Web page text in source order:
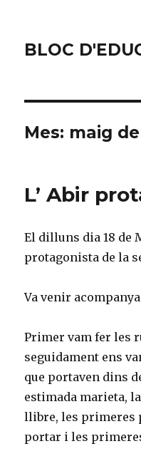
BLOC
Mes: maig
L’ Abir
El dilluns dia 18 de
protagonista de la
Va venir
Primer vam fer les
seguidament ens
que portaven dins
estimada marieta,
llibre, les primeres
portar i les